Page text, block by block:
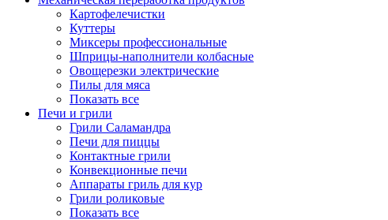
Картофелечистки
Куттеры
Миксеры профессиональные
Шприцы-наполнители колбасные
Овощерезки электрические
Пилы для мяса
Показать все
Печи и грили
Грили Саламандра
Печи для пиццы
Контактные грили
Конвекционные печи
Аппараты гриль для кур
Грили роликовые
Показать все